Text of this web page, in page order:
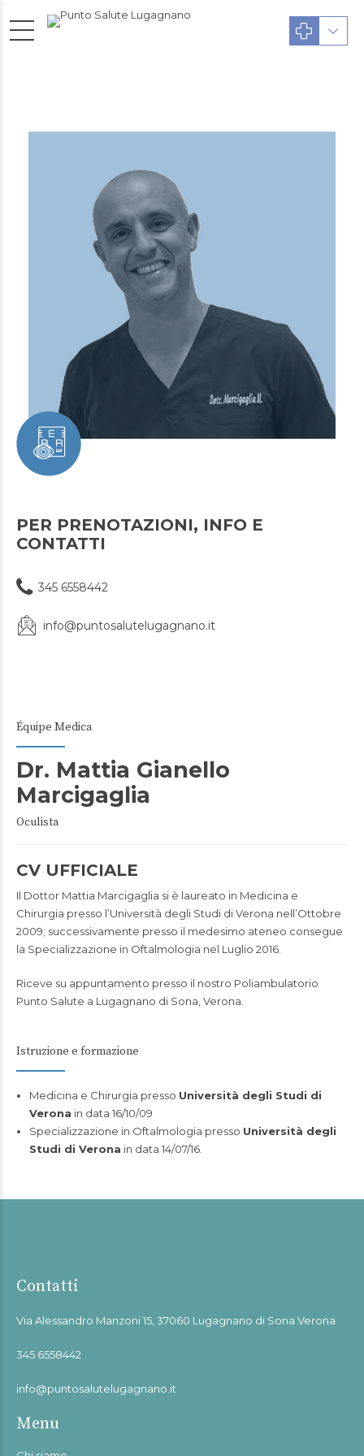
PER PRENOTAZIONI, INFO E
CONTATTI
345 6558442
info@puntosalutelugagnano.it
Équipe Medica
Dr. Mattia Gianello
Marcigaglia
Oculista
CV UFFICIALE
Il Dottor Mattia Marcigaglia si è laureato in Medicina e
Chirurgia presso l’Università degli Studi di Verona nell’Ottobre
2009; successivamente presso il medesimo ateneo consegue
la Specializzazione in Oftalmologia nel Luglio 2016.
Riceve su appuntamento presso il nostro Poliambulatorio
Punto Salute a Lugagnano di Sona, Verona.
Istruzione e formazione
Medicina e Chirurgia presso Università degli Studi di
Verona in data 16/10/09
Specializzazione in Oftalmologia presso Università degli
Studi di Verona in data 14/07/16.
Contatti
Via Alessandro Manzoni 15, 37060 Lugagnano di Sona Verona
345 6558442
info@puntosalutelugagnano.it
Menu